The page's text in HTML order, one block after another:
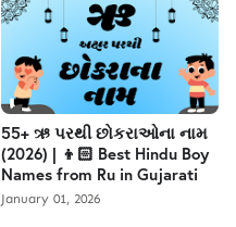
55+ ઋ પરથી છોકરાઓના નામ
(2026) | 👦🏻 Best Hindu Boy
Names from Ru in Gujarati
January 01, 2026